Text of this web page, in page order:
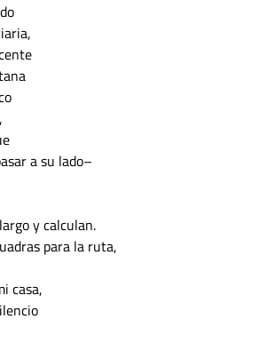
a su lado–
y calculan.
para la ruta,
casa,